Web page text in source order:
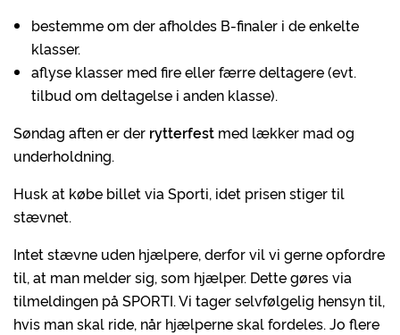
bestemme om der afholdes B-finaler i de enkelte
klasser.
aflyse klasser med fire eller færre deltagere (evt.
tilbud om deltagelse i anden klasse).
Søndag aften er der rytterfest med lækker mad og
underholdning.
Husk at købe billet via Sporti, idet prisen stiger til
stævnet.
Intet stævne uden hjælpere, derfor vil vi gerne opfordre
til, at man melder sig, som hjælper. Dette gøres via
tilmeldingen på SPORTI. Vi tager selvfølgelig hensyn til,
hvis man skal ride, når hjælperne skal fordeles. Jo flere